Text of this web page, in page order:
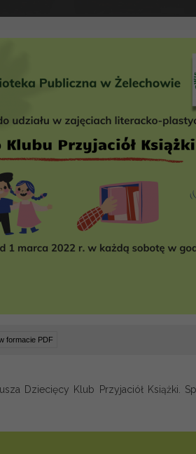
formacie PDF
Dziecięcy Klub Przyjaciół Książki.